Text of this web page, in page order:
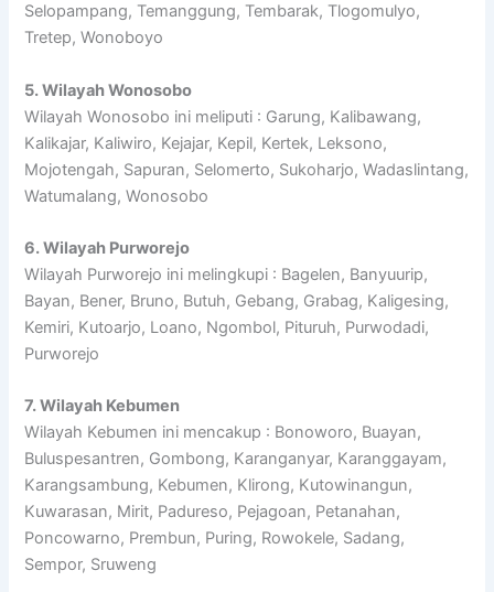
Selopampang, Temanggung, Tembarak, Tlogomulyo,
Tretep, Wonoboyo
5. Wilayah Wonosobo
Wilayah Wonosobo ini meliputi : Garung, Kalibawang,
Kalikajar, Kaliwiro, Kejajar, Kepil, Kertek, Leksono,
Mojotengah, Sapuran, Selomerto, Sukoharjo, Wadaslintang,
Watumalang, Wonosobo
6. Wilayah Purworejo
Wilayah Purworejo ini melingkupi : Bagelen, Banyuurip,
Bayan, Bener, Bruno, Butuh, Gebang, Grabag, Kaligesing,
Kemiri, Kutoarjo, Loano, Ngombol, Pituruh, Purwodadi,
Purworejo
7. Wilayah Kebumen
Wilayah Kebumen ini mencakup : Bonoworo, Buayan,
Buluspesantren, Gombong, Karanganyar, Karanggayam,
Karangsambung, Kebumen, Klirong, Kutowinangun,
Kuwarasan, Mirit, Padureso, Pejagoan, Petanahan,
Poncowarno, Prembun, Puring, Rowokele, Sadang,
Sempor, Sruweng